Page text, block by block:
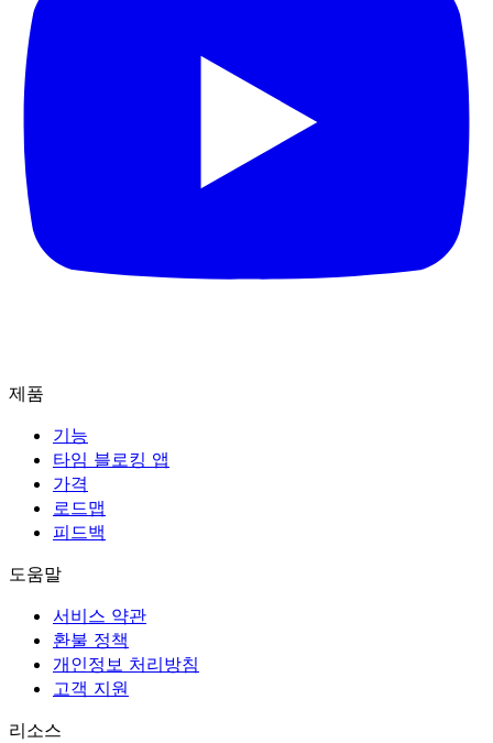
제품
기능
타임 블로킹 앱
가격
로드맵
피드백
도움말
서비스 약관
환불 정책
개인정보 처리방침
고객 지원
리소스